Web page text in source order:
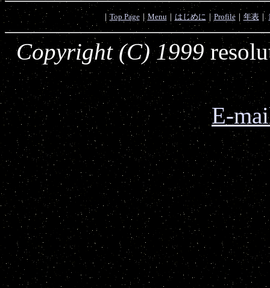
｜Top Page｜Menu｜ はじめに ｜ Profile｜ 年表｜
Copyright (C) 1999
E-